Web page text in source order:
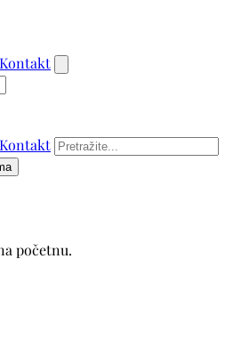
Kontakt
Kontakt
početnu.